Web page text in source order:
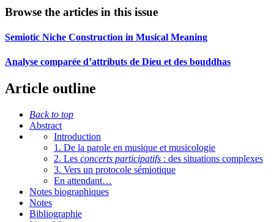
Browse the articles in this issue
Semiotic Niche Construction in Musical Meaning
Analyse comparée d’attributs de Dieu et des bouddhas
Article outline
Back to top
Abstract
Introduction
1. De la parole en musique et musicologie
2. Les concerts participatifs : des situations complexes
3. Vers un protocole sémiotique
En attendant…
Notes biographiques
Notes
Bibliographie